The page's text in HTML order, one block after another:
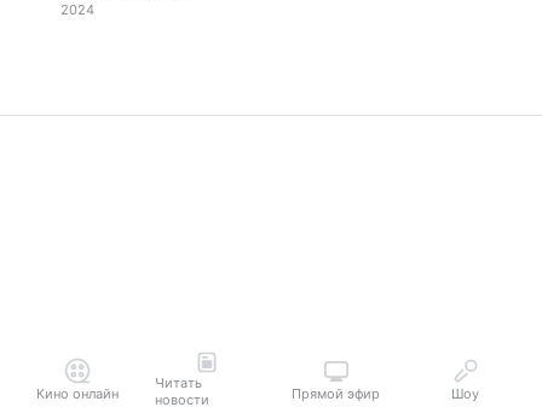
2024
Кино онлайн
Читать
новости
Прямой эфир Шоу